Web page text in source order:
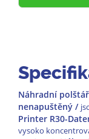
Náhradní
nenapuštěný /
Printer R30-
vysoko